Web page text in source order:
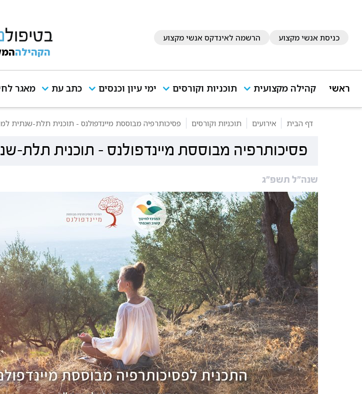
כניסת אנשי מקצוע הרשמה לאינדקס אנשי מקצוע
הקהילה
ראשי קהילה מקצועית תוכניות וקורסים ימי עיון וכנסים כתב עת מאגר
דף הבית אירועים תוכניות וקורסים פסיכותרפיה מבוססת מיינדפולנס - תוכנית תלת-שנתית
פסיכותרפיה מבוססת מיינדפולנס - תוכנית תלת-
שנה״ל תשפ״ג